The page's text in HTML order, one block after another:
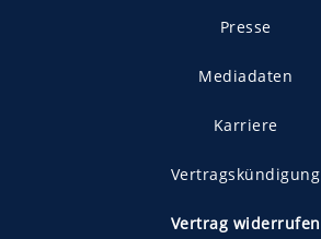
Presse
Mediadaten
Karriere
Vertragskündigung
Vertrag widerrufen